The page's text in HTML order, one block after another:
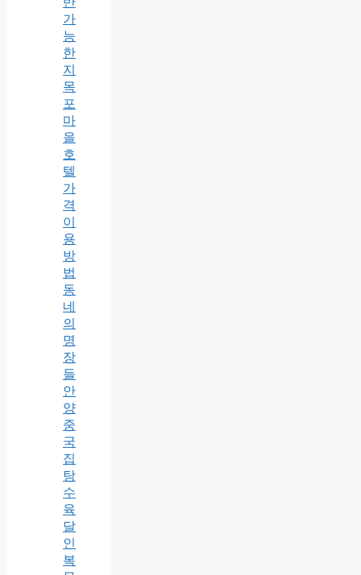
가
능
한
지
목
포
마
을
호
텔
가
격
이
용
방
법
동
네
의
명
장
들
안
양
중
국
집
탕
수
육
달
인
복